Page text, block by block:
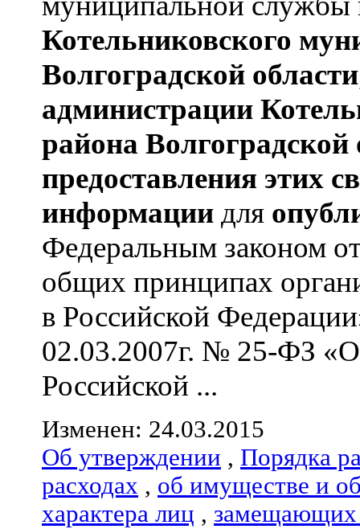
Котельниковского
Волгоградской области
администрации
района Волгоградской
предоставления этих
информации для
Федеральным законом
общих принципах
в Российской
02.03.2007г. № 25-ФЗ
Российской ...
Изменен: 24.03.2015
Об утверждении , Порядка
расходах , об имуществе и
характера лиц , замещающих